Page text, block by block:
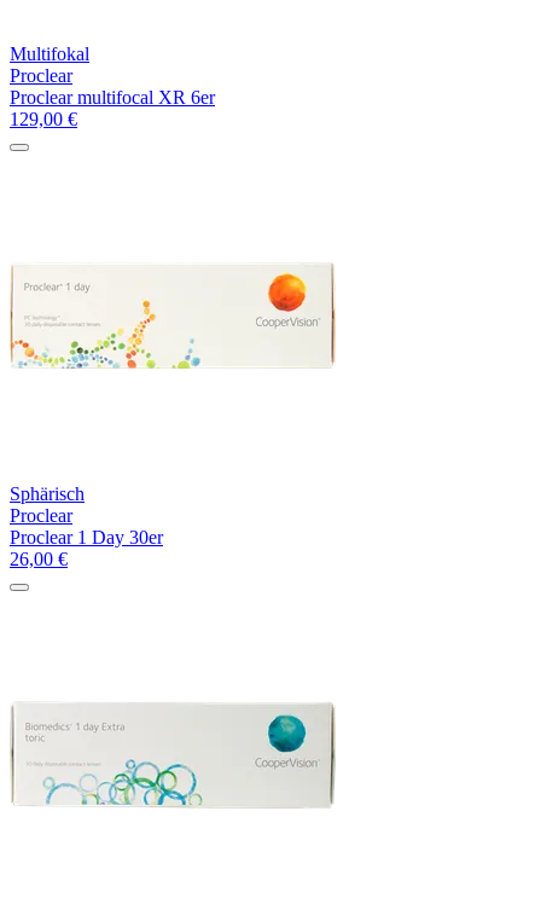
Multifokal
Proclear
Proclear multifocal XR 6er
129,00 €
Sphärisch
Proclear
Proclear 1 Day 30er
26,00 €